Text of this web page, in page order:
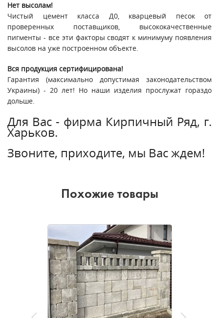
Нет высолам!
Чистый цемент класса Д0, кварцевый песок от
проверенных поставщиков, высококачественные
пигменты - все эти факторы сводят к минимуму появления
высолов на уже построенном объекте.
Вся продукция сертифицирована!
Гарантия (максимально допустимая законодательством
Украины) - 20 лет! Но наши изделия прослужат гораздо
дольше.
Для Вас - фирма Кирпичный Ряд, г.
Харьков.
Звоните, приходите, мы Вас ждем!
Похожие товары